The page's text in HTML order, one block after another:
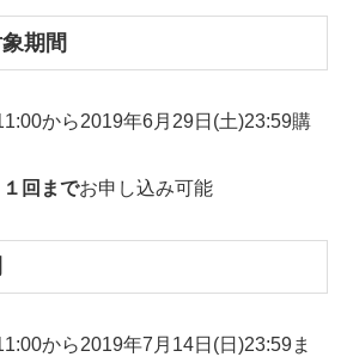
期間
から2019年6月29日(土)23:59購
１回までお申し込み可能
から2019年7月14日(日)23:59ま